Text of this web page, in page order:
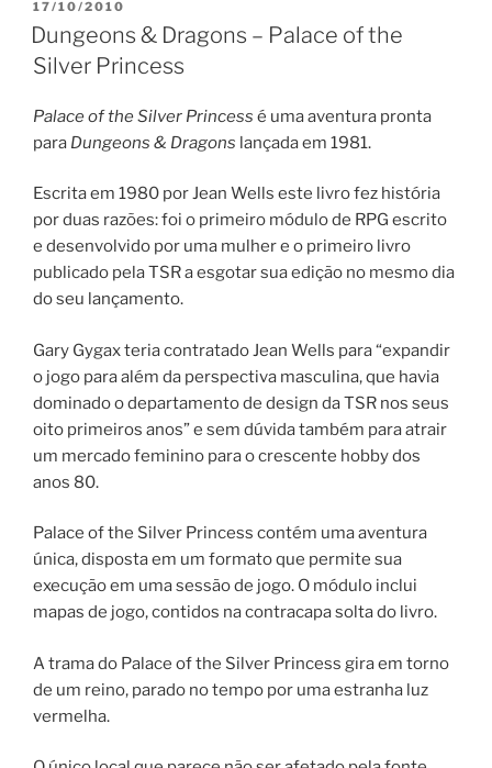
PUBLICADO
EM
17/10/2010
Dungeons & Dragons – Palace of the
Silver Princess
Palace of the Silver Princess é uma aventura pronta
para Dungeons & Dragons lançada em 1981.
Escrita em 1980 por Jean Wells este livro fez história
por duas razões: foi o primeiro módulo de RPG escrito
e desenvolvido por uma mulher e o primeiro livro
publicado pela TSR a esgotar sua edição no mesmo dia
do seu lançamento.
Gary Gygax teria contratado Jean Wells para “expandir
o jogo para além da perspectiva masculina, que havia
dominado o departamento de design da TSR nos seus
oito primeiros anos” e sem dúvida também para atrair
um mercado feminino para o crescente hobby dos
anos 80.
Palace of the Silver Princess contém uma aventura
única, disposta em um formato que permite sua
execução em uma sessão de jogo. O módulo inclui
mapas de jogo, contidos na contracapa solta do livro.
A trama do Palace of the Silver Princess gira em torno
de um reino, parado no tempo por uma estranha luz
vermelha.